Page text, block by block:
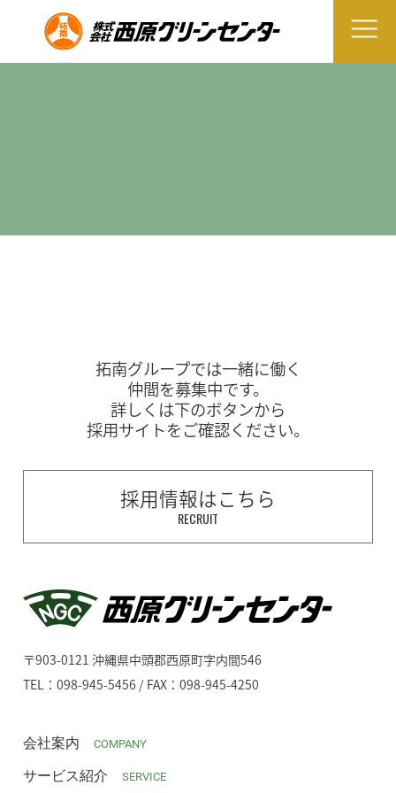
拓南グループでは一緒に働く
仲間を募集中です。
詳しくは下のボタンから
採用サイトをご確認ください。
採用情報はこちら
RECRUIT
〒903-0121 沖縄県中頭郡西原町字内間546
TEL：098-945-5456 / FAX：098-945-4250
会社案内 COMPANY
サービス紹介 SERVICE